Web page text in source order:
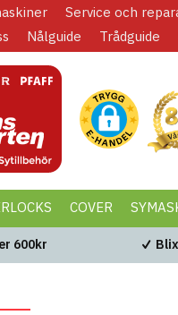
Service och
Nålguide Trådguide
COVER
600kr